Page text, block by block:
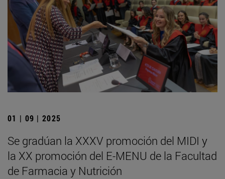
01 | 09 | 2025
Se gradúan la XXXV promoción del MIDI y
la XX promoción del E-MENU de la Facultad
de Farmacia y Nutrición